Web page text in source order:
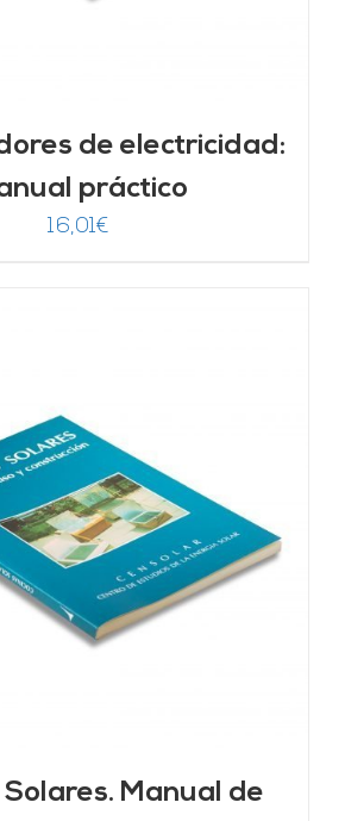
de electricidad:
práctico
16,01€
Solares. Manual de